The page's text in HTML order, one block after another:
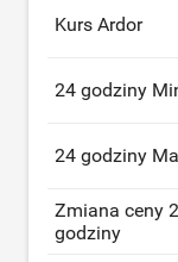
Kurs Ardor
24 godziny
24 godziny
Zmiana ceny
godziny